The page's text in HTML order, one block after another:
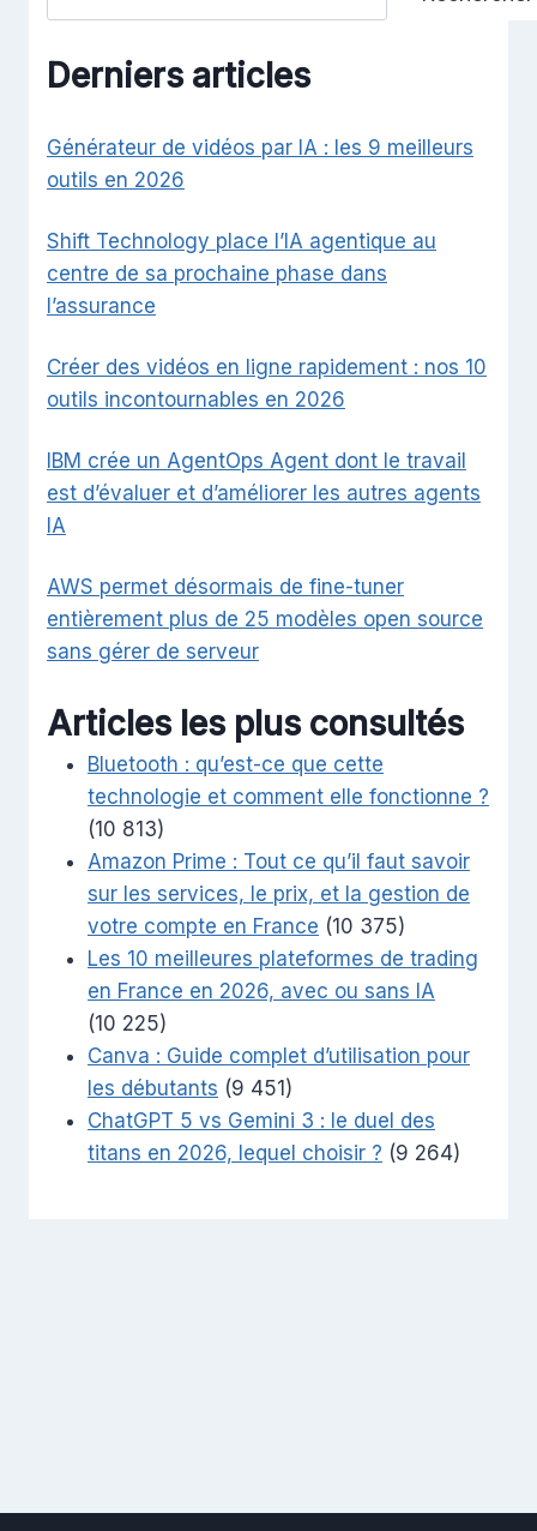
Derniers articles
Générateur de vidéos par IA : les 9 meilleurs
outils en 2026
Shift Technology place l’IA agentique au
centre de sa prochaine phase dans
l’assurance
Créer des vidéos en ligne rapidement : nos 10
outils incontournables en 2026
IBM crée un AgentOps Agent dont le travail
est d’évaluer et d’améliorer les autres agents
IA
AWS permet désormais de fine-tuner
entièrement plus de 25 modèles open source
sans gérer de serveur
Articles les plus consultés
Bluetooth : qu’est-ce que cette
technologie et comment elle fonctionne ?
(10 813)
Amazon Prime : Tout ce qu’il faut savoir
sur les services, le prix, et la gestion de
votre compte en France (10 375)
Les 10 meilleures plateformes de trading
en France en 2026, avec ou sans IA
(10 225)
Canva : Guide complet d’utilisation pour
les débutants (9 451)
ChatGPT 5 vs Gemini 3 : le duel des
titans en 2026, lequel choisir ? (9 264)